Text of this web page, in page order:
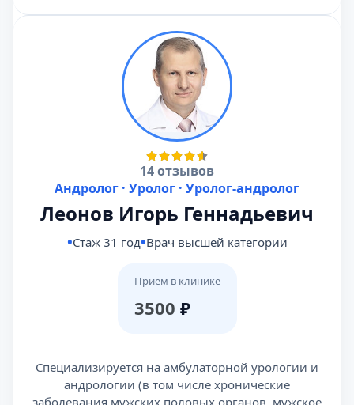
14 отзывов
Андролог · Уролог · Уролог-андролог
Леонов Игорь Геннадьевич
Стаж 31 год Врач высшей категории
Приём в клинике
3500 ₽
Специализируется на амбулаторной урологии и
андрологии (в том числе хронические
заболевания мужских половых органов, мужское